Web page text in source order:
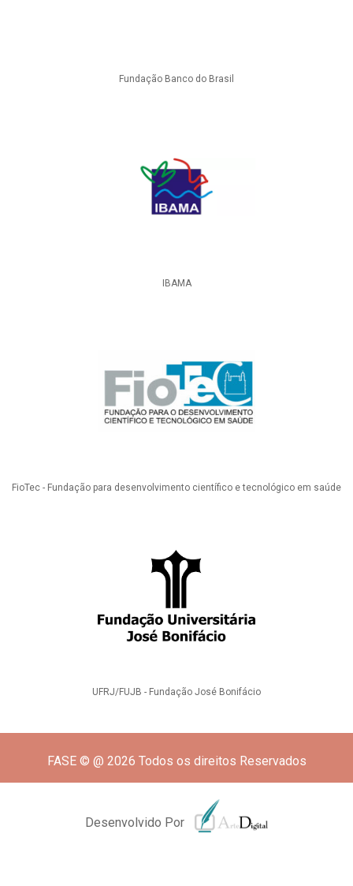
Fundação Banco do Brasil
IBAMA
FioTec - Fundação para desenvolvimento científico e tecnológico em saúde
UFRJ/FUJB - Fundação José Bonifácio
FASE © @ 2026 Todos os direitos Reservados
Desenvolvido Por